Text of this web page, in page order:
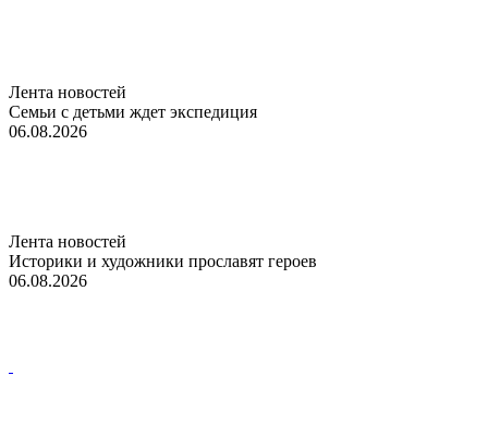
Лента новостей
Семьи с детьми ждет экспедиция
06.08.2026
Лента новостей
Историки и художники прославят героев
06.08.2026